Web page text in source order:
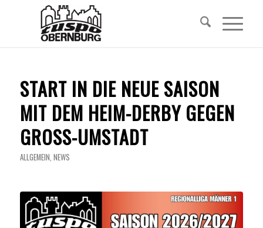
START IN DIE NEUE SAISON
MIT DEM HEIM-DERBY GEGEN
GROSS-UMSTADT
ALLGEMEIN, NEWS